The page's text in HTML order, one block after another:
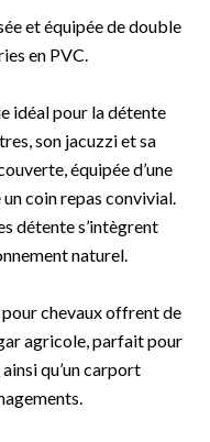
et équipée de double
en PVC.
idéal pour la détente
son jacuzzi et sa
équipée d’une
un coin repas convivial.
détente s’intègrent
naturel.
pour chevaux offrent de
agricole, parfait pour
qu’un carport